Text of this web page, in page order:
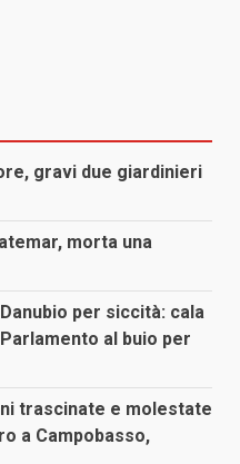
gravi due giardinieri
morta una
per siccità: cala
al buio per
trascinate e molestate
a Campobasso,